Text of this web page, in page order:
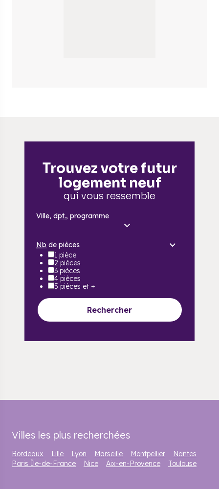
Trouvez votre futur
logement neuf
qui vous ressemble
Ville, dpt., programme
Nb de pièces
1 pièce
2 pièces
3 pièces
4 pièces
5 pièces et +
Rechercher
Villes les plus recherchées
Bordeaux Lille Lyon Marseille Montpellier
Nantes
Paris Île-de-France
Nice Aix-en-Provence Toulouse